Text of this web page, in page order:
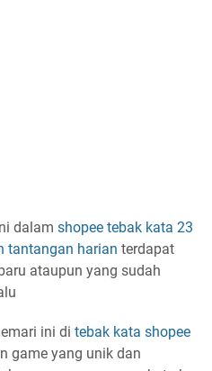
dalam shopee tebak kata 23
tantangan harian terdapat
ataupun yang sudah
ini di tebak kata shopee
game yang unik dan